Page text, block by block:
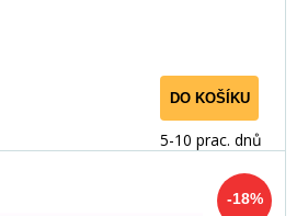
DO KOŠÍKU
5-10 prac. dnů
-18%